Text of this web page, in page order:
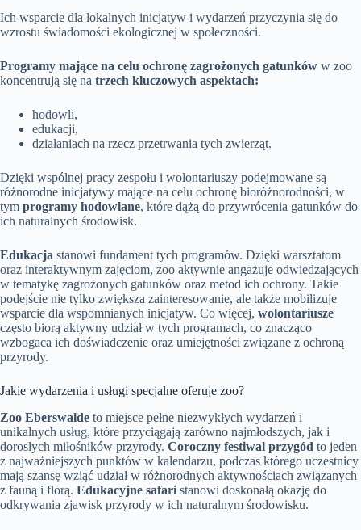
Ich wsparcie dla lokalnych inicjatyw i wydarzeń przyczynia się do
wzrostu świadomości ekologicznej w społeczności.
Programy mające na celu ochronę zagrożonych gatunków w zoo
koncentrują się na trzech kluczowych aspektach:
hodowli,
edukacji,
działaniach na rzecz przetrwania tych zwierząt.
Dzięki wspólnej pracy zespołu i wolontariuszy podejmowane są
różnorodne inicjatywy mające na celu ochronę bioróżnorodności, w
tym programy hodowlane, które dążą do przywrócenia gatunków do
ich naturalnych środowisk.
Edukacja stanowi fundament tych programów. Dzięki warsztatom
oraz interaktywnym zajęciom, zoo aktywnie angażuje odwiedzających
w tematykę zagrożonych gatunków oraz metod ich ochrony. Takie
podejście nie tylko zwiększa zainteresowanie, ale także mobilizuje
wsparcie dla wspomnianych inicjatyw. Co więcej, wolontariusze
często biorą aktywny udział w tych programach, co znacząco
wzbogaca ich doświadczenie oraz umiejętności związane z ochroną
przyrody.
Jakie wydarzenia i usługi specjalne oferuje zoo?
Zoo Eberswalde to miejsce pełne niezwykłych wydarzeń i
unikalnych usług, które przyciągają zarówno najmłodszych, jak i
dorosłych miłośników przyrody. Coroczny festiwal przygód to jeden
z najważniejszych punktów w kalendarzu, podczas którego uczestnicy
mają szansę wziąć udział w różnorodnych aktywnościach związanych
z fauną i florą. Edukacyjne safari stanowi doskonałą okazję do
odkrywania zjawisk przyrody w ich naturalnym środowisku.